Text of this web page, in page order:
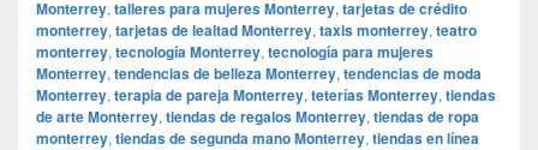
Monterrey, talleres para mujeres Monterrey, tarjetas de crédito
monterrey, tarjetas de lealtad Monterrey, taxis monterrey, teatro
monterrey, tecnología Monterrey, tecnología para mujeres
Monterrey, tendencias de belleza Monterrey, tendencias de moda
Monterrey, terapia de pareja Monterrey, teterías Monterrey, tiendas
de arte Monterrey, tiendas de regalos Monterrey, tiendas de ropa
monterrey, tiendas de segunda mano Monterrey, tiendas en línea